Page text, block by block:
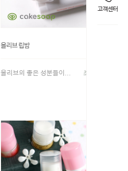
고객센터
올리브 립밤
올리브의 좋은 성분들이... 조회수 12611